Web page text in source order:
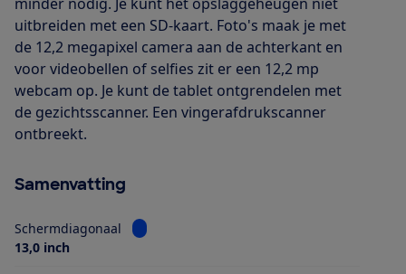
uitbreiden met een SD-kaart. Foto's maak je met
de 12,2 megapixel camera aan de achterkant en
voor videobellen of selfies zit er een 12,2 mp
webcam op. Je kunt de tablet ontgrendelen met
de gezichtsscanner. Een vingerafdrukscanner
ontbreekt.
Samenvatting
Schermdiagonaal
Bekijk informatie voor Schermdiagonaal
13,0 inch